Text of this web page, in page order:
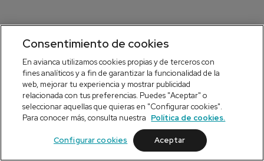
Consentimiento de cookies
En avianca utilizamos cookies propias y de terceros con
fines analíticos y a fin de garantizar la funcionalidad de la
web, mejorar tu experiencia y mostrar publicidad
relacionada con tus preferencias. Puedes "Aceptar" o
seleccionar aquellas que quieras en "Configurar cookies".
Para conocer más, consulta nuestra Política de cookies.
Configurar cookies Aceptar